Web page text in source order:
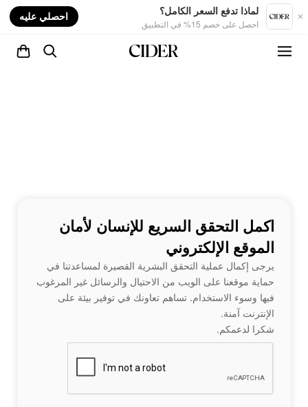
لماذا تدفع السعر الكامل؟
احصل على خصم 15% في التطبيق
احصلي عليه
اكمل التحقق السريع للإنسان لأمان
الموقع الإلكتروني
يرجى إكمال عملية التحقق البشرية القصيرة لمساعدتنا في
حماية موقعنا على الويب من الاحتيال والرسائل غير المرغوب
فيها وسوء الاستخدام. تساهم تعاونك في توفير بيئة على
الإنترنت آمنة.
شكرا لدعمكم.